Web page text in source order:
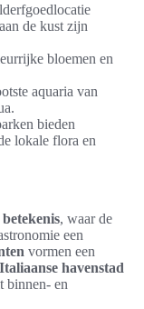
de kust zijn
bloemen en
aquaria van
bieden
lokale flora en
, waar de
een
vormen een
Italiaanse havenstad
binnen- en